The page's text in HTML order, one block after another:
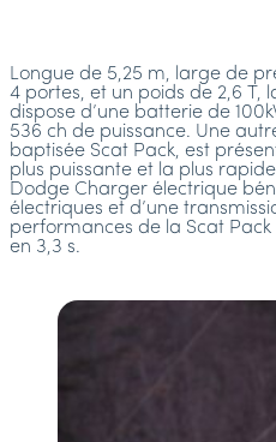
Longue de 5,25 m, large de
4 portes, et un poids de 2,6 T,
dispose d’une batterie de
536 ch de puissance. Une
baptisée Scat Pack, est
plus puissante et la plus
Dodge Charger électrique
électriques et d’une
performances de la Scat
en 3,3 s.